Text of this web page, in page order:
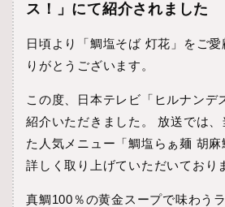
ス！」にて紹介されました
日頃より「鯛塩そば 灯花」をご
りがとうございます。
この度、日本テレビ「ヒルナンデ
紹介いただきました。 放送では
た人気メニュー「鯛塩らぁ麺 胡
詳しく取り上げていただいており
真鯛100％の黄金スープで味わう